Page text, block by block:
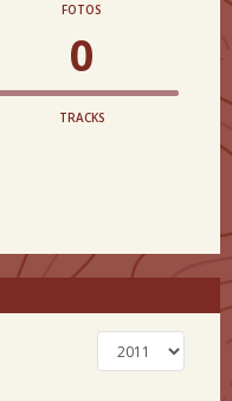
FOTOS
0
TRACKS